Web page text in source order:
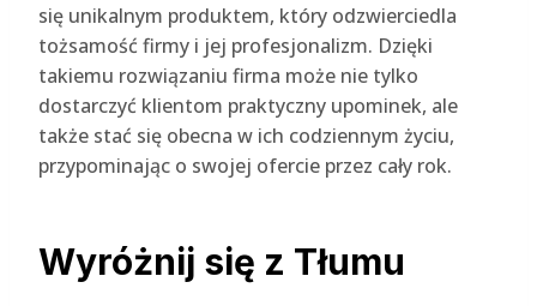
się unikalnym produktem, który odzwierciedla
tożsamość firmy i jej profesjonalizm. Dzięki
takiemu rozwiązaniu firma może nie tylko
dostarczyć klientom praktyczny upominek, ale
także stać się obecna w ich codziennym życiu,
przypominając o swojej ofercie przez cały rok.
Wyróżnij się z Tłumu